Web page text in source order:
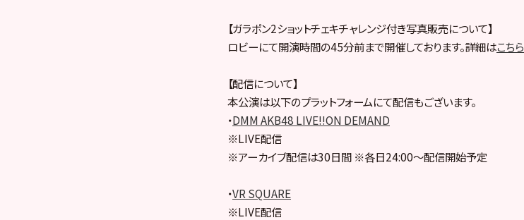
【ガラポン2ショットチェキチャレンジ付き写真販売について】
ロビーにて開演時間の45分前まで開催しております。詳細はこちら
【配信について】
本公演は以下のプラットフォームにて配信もございます。
・DMM AKB48 LIVE!!ON DEMAND
※LIVE配信
※アーカイブ配信は30日間 ※各日24:00～配信開始予定
・VR SQUARE
※LIVE配信